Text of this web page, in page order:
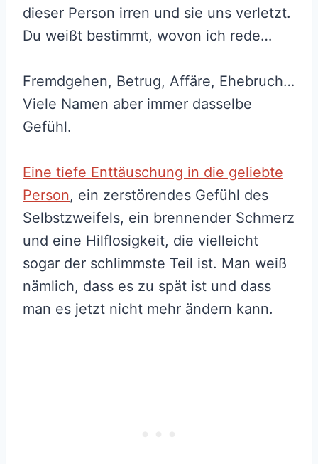
dieser Person irren und sie uns verletzt.
Du weißt bestimmt, wovon ich rede…
Fremdgehen, Betrug, Affäre, Ehebruch…
Viele Namen aber immer dasselbe
Gefühl.
Eine tiefe Enttäuschung in die geliebte
Person, ein zerstörendes Gefühl des
Selbstzweifels, ein brennender Schmerz
und eine Hilflosigkeit, die vielleicht
sogar der schlimmste Teil ist. Man weiß
nämlich, dass es zu spät ist und dass
man es jetzt nicht mehr ändern kann.